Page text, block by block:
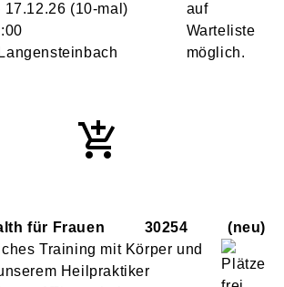
17.12.26 (10-mal)
für Frauen 30254
neu
Training mit Körper und
Heilpraktiker